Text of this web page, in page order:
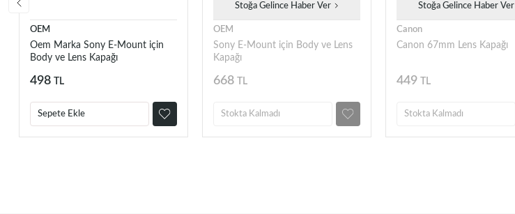
OEM
Oem Marka Sony E-Mount için
Body ve Lens Kapağı
498 TL
Sepete Ekle
Stoğa Gelince Haber Ver
OEM
Sony E-Mount için Body ve Lens
Kapağı
668 TL
Stokta Kalmadı
Stoğa Gelince Haber Ver
Canon
Canon 67mm Lens Kapağı
449 TL
Stokta Kalmadı